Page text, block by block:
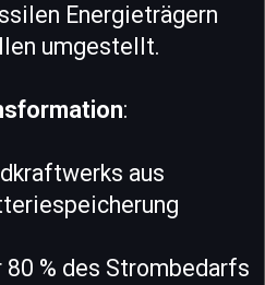
Energieträgern
umgestellt.
:
aus
80 % des Strombedarfs